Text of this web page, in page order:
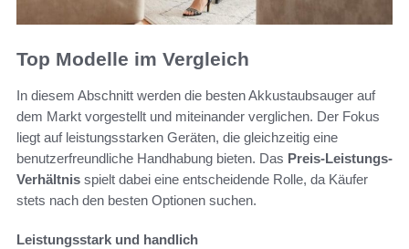
Top Modelle im Vergleich
In diesem Abschnitt werden die besten Akkustaubsauger auf
dem Markt vorgestellt und miteinander verglichen. Der Fokus
liegt auf leistungsstarken Geräten, die gleichzeitig eine
benutzerfreundliche Handhabung bieten. Das Preis-Leistungs-
Verhältnis spielt dabei eine entscheidende Rolle, da Käufer
stets nach den besten Optionen suchen.
Leistungsstark und handlich